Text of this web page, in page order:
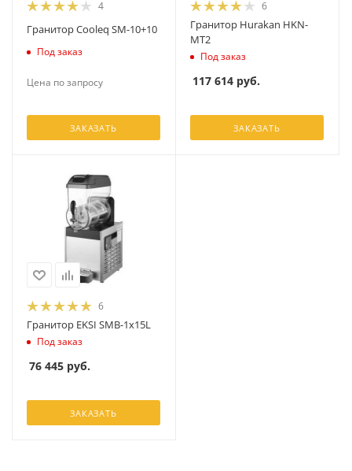
4
Гранитор Cooleq SM-10+10
Под заказ
Цена по запросу
ЗАКАЗАТЬ
6
Гранитор Hurakan HKN-
MT2
Под заказ
117 614 руб.
ЗАКАЗАТЬ
6
Гранитор EKSI SMB-1x15L
Под заказ
76 445 руб.
ЗАКАЗАТЬ